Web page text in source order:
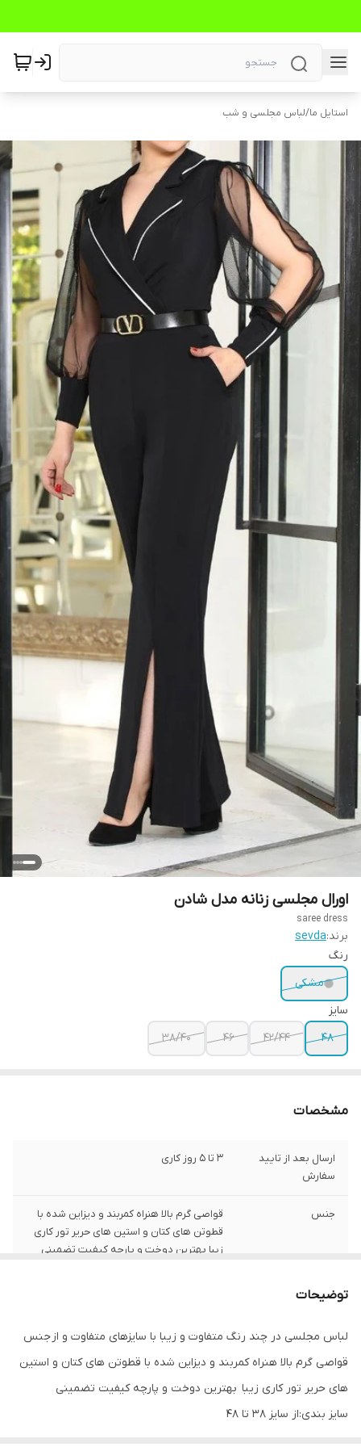
استایل ما/لباس مجلسی و شب
اورال مجلسی زنانه مدل شادن
saree dress
برند:sevda
رنگ
مشکی
سایز
48
42/44
46
38/40
مشخصات
ارسال بعد از تایید
سفارش
3 تا 5 روز کاری
جنس
قواصی گرم بالا هنراه کمربند و دیزاین شده با
قطوتن های کتان و استین های حریر تور کاری
زیبا بهترین دوخت و پارچه کیفیت تضمینی
توضیحات
لباس مجلسی در چند رنگ متفاوت و زیبا با سایزهای متفاوت و از جنس
قواصی گرم بالا هنراه کمربند و دیزاین شده با قطوتن های کتان و استین
های حریر تور کاری زیبا بهترین دوخت و پارچه کیفیت تضمینی
سایز بندی:از سایز 38 تا 48